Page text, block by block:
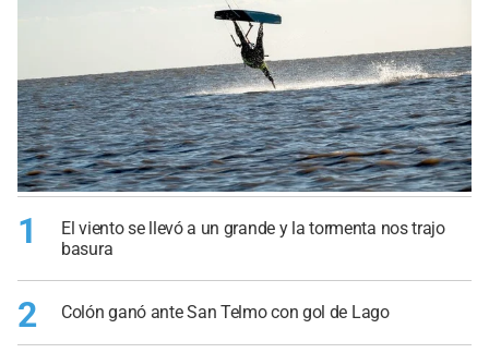
1
El viento se llevó a un grande y la tormenta nos trajo
basura
2 Colón ganó ante San Telmo con gol de Lago